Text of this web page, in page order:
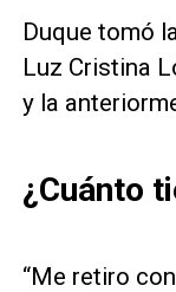
Duque tomó
Luz Cristina
y la
¿Cuánto
“Me retiro